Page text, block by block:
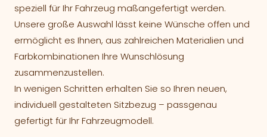
speziell für Ihr Fahrzeug maßangefertigt werden.
Unsere große Auswahl lässt keine Wünsche offen und
ermöglicht es Ihnen, aus zahlreichen Materialien und
Farbkombinationen Ihre Wunschlösung
zusammenzustellen.
In wenigen Schritten erhalten Sie so Ihren neuen,
individuell gestalteten Sitzbezug – passgenau
gefertigt für Ihr Fahrzeugmodell.